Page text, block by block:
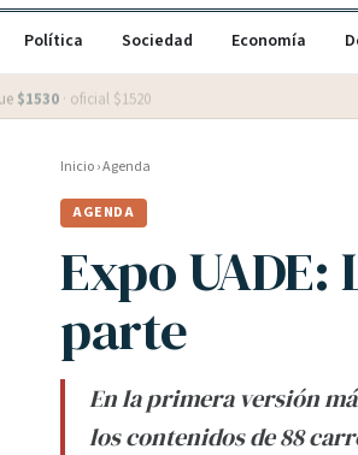
Política Sociedad Economía
$1530 · oficial $1520
Inicio›Agenda
AGENDA
Expo
parte
En la primera versión
los contenidos de 88